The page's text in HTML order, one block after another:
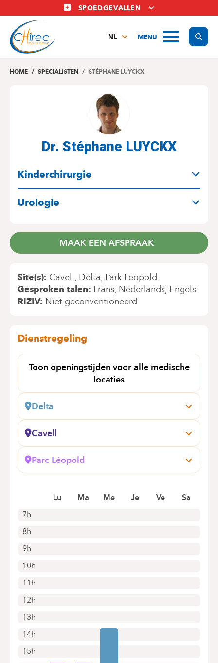
en
naar
inhoud
SPOEDGEVALLEN
MENU
NL
EN
HOME SPECIALISTEN STÉPHANE LUYCKX
Dr. Stéphane LUYCKX
Kinderchirurgie
Urologie
MAAK EEN AFSPRAAK
Site(s) Cavell Delta Park Leopold
Gesproken talen Frans Nederlands Engels
RIZIV Niet geconventioneerd
Dienstregeling
Toon openingstijden voor alle medische
locaties
Delta
Boulevard du Triomphe, 201
1160 Bruxelles (Auderghem)
Cavell
Général Lotz, 37
1180 Bruxelles (Uccle)
Parc Léopold
Rue du Trône, 100
Boek online een afspraak
7h
8h
9h
10h
11h
12h
13h
14h
15h
Lu Ma Me Je Ve Sa